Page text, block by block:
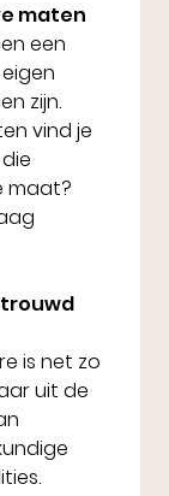
maten
een
zijn.
vind je
maat?
is net zo
uit de